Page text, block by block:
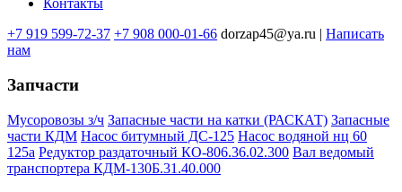
Контакты
+7 919 599-72-37 +7 908 000-01-66 dorzap45@ya.ru | Написать
нам
Запчасти
Мусоровозы з/ч Запасные части на катки (РАСКАТ) Запасные
части КДМ Насос битумный ДС-125 Насос водяной нц 60
125а Редуктор раздаточный КО-806.36.02.300 Вал ведомый
транспортера КДМ-130Б.31.40.000